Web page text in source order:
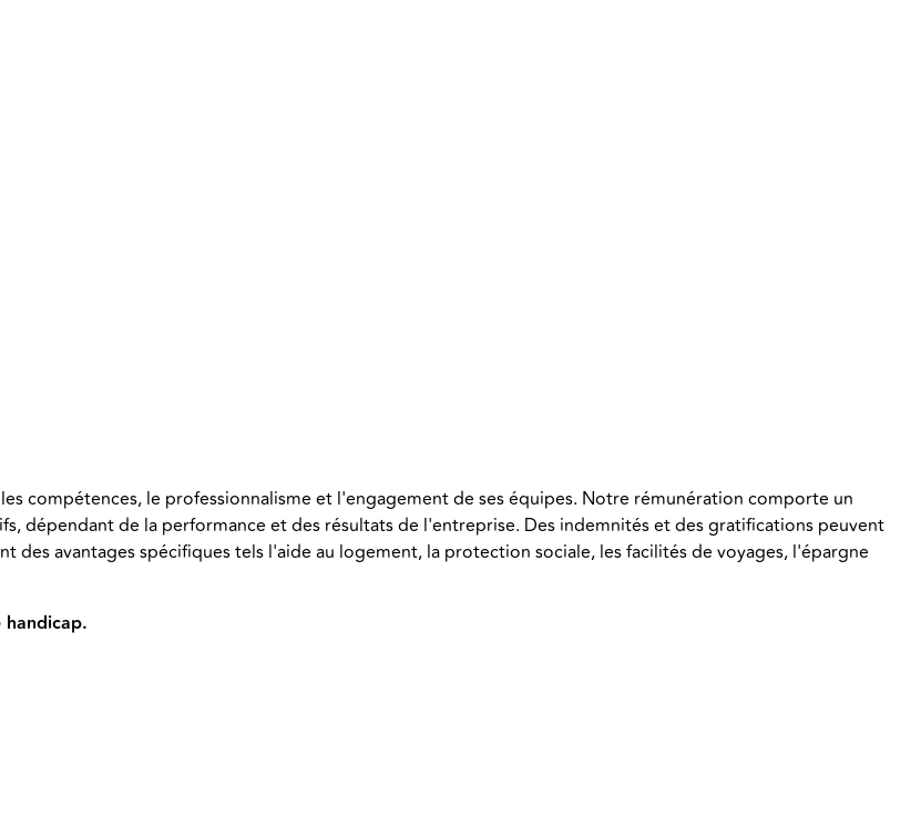
compétences, le professionnalisme et l'engagement de ses équipes. Notre rémunération comporte un
dépendant de la performance et des résultats de l'entreprise. Des indemnités et des gratifications peuvent
des avantages spécifiques tels l'aide au logement, la protection sociale, les facilités de voyages, l'épargne